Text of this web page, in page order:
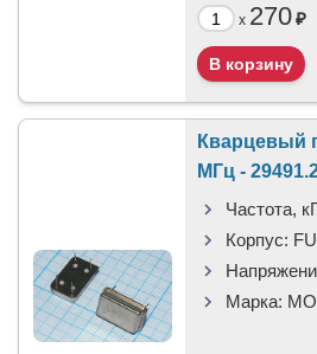
x 270₽
Кварцевый
МГц -
Частота,
Корпус:
Марка: